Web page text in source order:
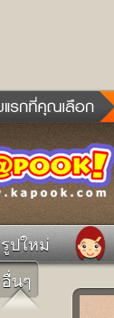
รูปใหม่
อื่นๆ